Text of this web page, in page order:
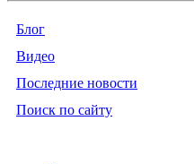
Блог
Видео
Последние новости
Поиск по сайту